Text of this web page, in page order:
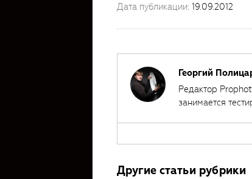
Дата публикации: 19.09.2012
Георгий
Редактор
занимается
Другие статьи рубрики